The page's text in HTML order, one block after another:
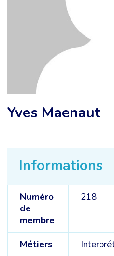
Informations
Numéro
de
membre
218
Métiers
Yves Maenaut